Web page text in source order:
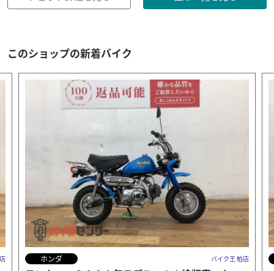
このショップの新着バイク
カワサキ バイク王 柏店